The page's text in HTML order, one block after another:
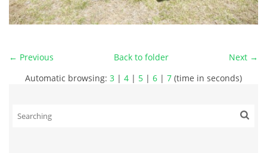
← Previous Next →
Back to folder
Automatic browsing: 3 | 4 | 5 | 6 | 7 (time in seconds)